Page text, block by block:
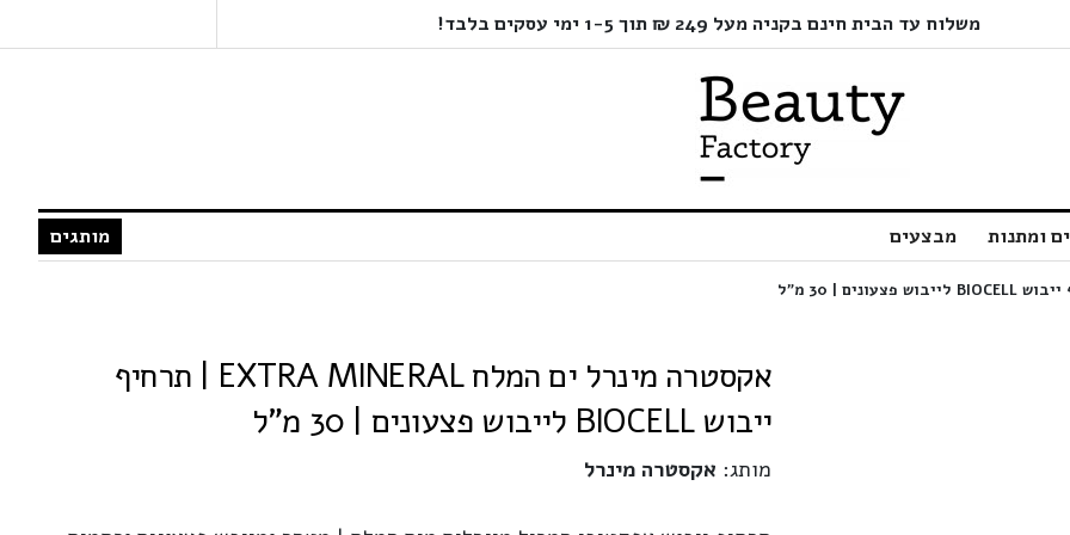
משלוח עד הבית חינם בקניה מעל 249 ₪ תוך 1-5 ימי עסקים בלבד!
ומתנות מבצעים מותגים
אקסטרה מינרל ים המלח EXTRA MINERAL | תרחיף
ייבוש BIOCELL לייבוש פצעונים | 30 מ"ל
מותג: אקסטרה מינרל